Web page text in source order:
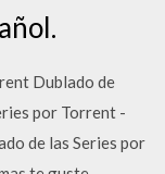
Dublado de
por Torrent -
de las Series por